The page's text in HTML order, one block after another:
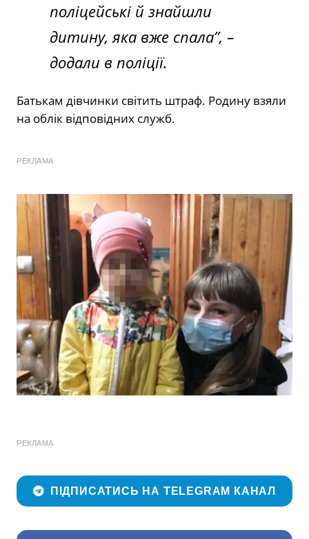
поліцейські й знайшли
дитину, яка вже спала”, –
додали в поліції.
Батькам дівчинки світить штраф. Родину взяли
на облік відповідних служб.
РЕКЛАМА
РЕКЛАМА
ПІДПИСАТИСЬ НА TELEGRAM КАНАЛ